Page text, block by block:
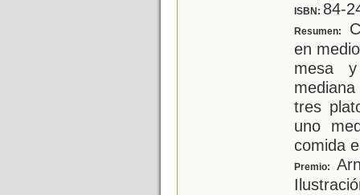
ISBN: 84-
Resumen:
en
mesa
tres
uno
comida
Premio: